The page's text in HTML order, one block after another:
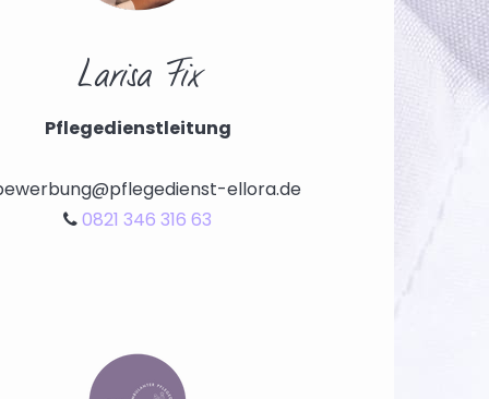
Larisa Fix
Pflegedienstleitung
ellora.de
 0821 346 316 63